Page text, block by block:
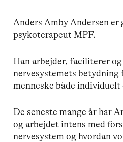
Anders Amby Andersen er
psykoterapeut MPF.
Han arbejder, faciliterer
nervesystemets betydning
menneske både individuelt
De seneste mange år har
og arbejdet intens med
nervesystem og hvordan